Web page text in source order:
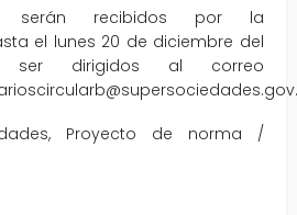
serán recibidos por la
el lunes 20 de diciembre del
ser dirigidos al correo
Proyecto de norma /